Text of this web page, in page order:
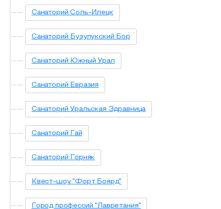
Санаторий Соль-Илецк
Санаторий Бузулукский Бор
Санаторий Южный Урал
Санаторий Евразия
Санаторий Уральская Здравница
Санаторий Гай
Санаторий Горняк
Квест-шоу "Форт Боярд"
Город профессий "Лавретания"